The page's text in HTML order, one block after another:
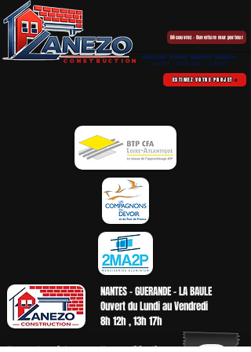
Construction - Extension - Rénovation - Menuiserie
NANTES - GUERANDE - LA BAULE
Découvrez - Ouverture mur porteur
CONSTRUCTION
ESTIMEZ VOTRE PROJET
NANTES - GUERANDE - LA BAULE
Ouvert du Lundi au Vendredi
8h 12h , 13h 17h